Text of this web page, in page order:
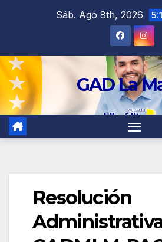
Sáb. Ago 8th, 2026
GAD La
Resolución